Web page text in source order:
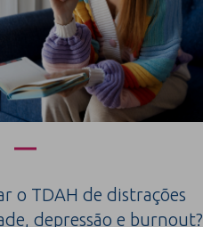
o TDAH de distrações
depressão e burnout?